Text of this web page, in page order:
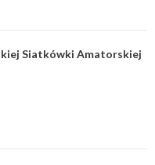
Siatkówki Amatorskiej